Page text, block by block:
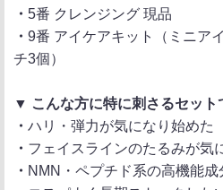
・ 5番 クレンジング 現品
・ 9番 アイケアキット（ミニア
チ3個）
▼ こんな方に特に刺さるセット
・ ハリ・弾力が気になり始めた
・ フェイスラインのたるみが気
・ NMN・ペプチド系の高機能成